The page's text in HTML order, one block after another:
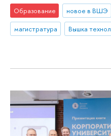
Образование новое в ВШЭ
магистратура
Вышка